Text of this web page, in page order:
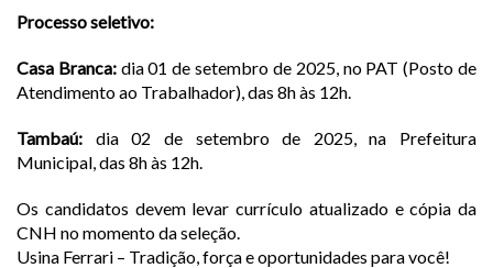
Processo seletivo:
Casa Branca:dia 01 de setembro de 2025, no PAT (Posto de
Atendimento ao Trabalhador), das 8h às 12h.
Tambaú: dia 02 de setembro de 2025, na Prefeitura
Municipal, das 8h às 12h.
Os candidatos devem levar currículo atualizado e cópia da
CNH no momento da seleção.
Usina Ferrari – Tradição, força e oportunidades para você!